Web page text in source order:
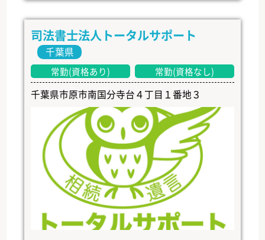
司法書士法人トータルサポート
千葉県
常勤(資格あり) 常勤(資格なし)
千葉県市原市南国分寺台４丁目１番地３